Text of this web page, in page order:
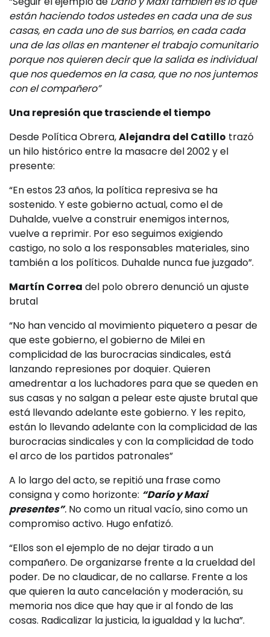
están haciendo todos ustedes en cada una de sus
casas, en cada uno de sus barrios, en cada cada
una de las ollas en mantener el trabajo comunitario
porque nos quieren decir que la salida es individual
que nos quedemos en la casa, que no nos juntemos
con el compañero”
Una represión que trasciende el tiempo
Desde Política Obrera,Alejandra del Catillo trazó
un hilo histórico entre la masacre del 2002 y el
presente:
“En estos 23 años, la política represiva se ha
sostenido. Y este gobierno actual, como el de
Duhalde, vuelve a construir enemigos internos,
vuelve a reprimir. Por eso seguimos exigiendo
castigo, no solo a los responsables materiales, sino
también a los políticos. Duhalde nunca fue juzgado”.
Martín Correa del polo obrero denunció un ajuste
brutal
“No han vencido al movimiento piquetero a pesar de
que este gobierno, el gobierno de Milei en
complicidad de las burocracias sindicales, está
lanzando represiones por doquier. Quieren
amedrentar a los luchadores para que se queden en
sus casas y no salgan a pelear este ajuste brutal que
está llevando adelante este gobierno. Y les repito,
están lo llevando adelante con la complicidad de las
burocracias sindicales y con la complicidad de todo
el arco de los partidos patronales”
A lo largo del acto, se repitió una frase como
consigna y como horizonte: “Darío y Maxi
presentes”. No como un ritual vacío, sino como un
compromiso activo. Hugo enfatizó.
“Ellos son el ejemplo de no dejar tirado a un
compañero. De organizarse frente a la crueldad del
poder. De no claudicar, de no callarse. Frente a los
que quieren la auto cancelación y moderación, su
memoria nos dice que hay que ir al fondo de las
cosas. Radicalizar la justicia, la igualdad y la lucha”.